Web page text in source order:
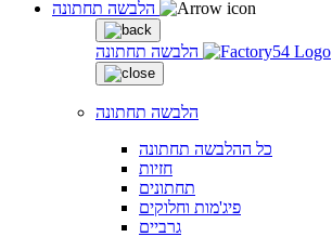
הלבשה תחתונה
הלבשה תחתונה
כל ההלבשה תחתונה
חזיות
תחתונים
פיג'מות וחלוקים
גרביים